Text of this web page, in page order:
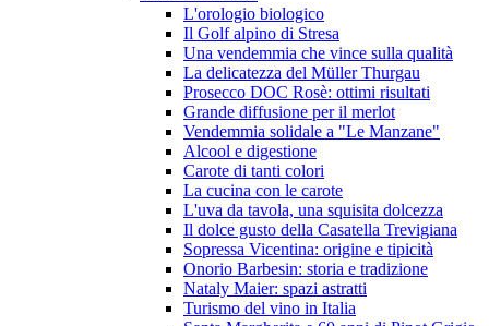
L'orologio biologico
Il Golf alpino di Stresa
Una vendemmia che vince sulla qualità
La delicatezza del Müller Thurgau
Prosecco DOC Rosè: ottimi risultati
Grande diffusione per il merlot
Vendemmia solidale a "Le Manzane"
Alcool e digestione
Carote di tanti colori
La cucina con le carote
L'uva da tavola, una squisita dolcezza
Il dolce gusto della Casatella Trevigiana
Sopressa Vicentina: origine e tipicità
Onorio Barbesin: storia e tradizione
Nataly Maier: spazi astratti
Turismo del vino in Italia